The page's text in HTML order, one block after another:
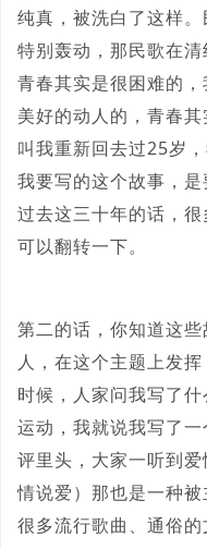
纯真，被洗白了这样
特别轰动，那民歌在
青春其实是很困难的
美好的动人的，青春
叫我重新回去过25岁
我要写的这个故事，
过去这三十年的话，
可以翻转一下。
第二的话，你知道这
人，在这个主题上发
时候，人家问我写了
运动，我就说我写了
评里头，大家一听到
情说爱）那也是一种
很多流行歌曲、通俗